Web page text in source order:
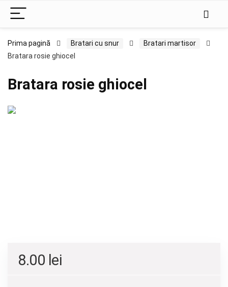
Prima pagină Bratari cu snur
Bratari martisor
Bratara rosie ghiocel
Bratara rosie ghiocel
8.00 lei